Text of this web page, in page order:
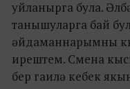
уйланырга була.
танышуларга бай
әйдаманнарымны
ирештем. Смена
бер гаилә кебек